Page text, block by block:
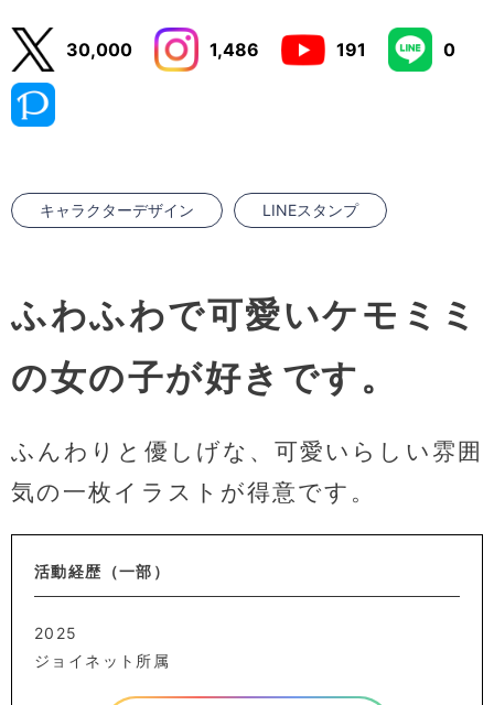
30,000 1,486 191 0
キャラクターデザイン LINEスタンプ
ふわふわで可愛いケモミミ
の女の子が好きです。
ふんわりと優しげな、可愛いらしい雰囲
気の一枚イラストが得意です。
活動経歴（一部）
2025
ジョイネット所属